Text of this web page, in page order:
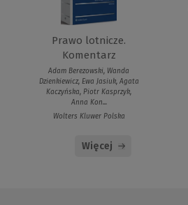
Prawo lotnicze.
Komentarz
Adam Berezowski, Wanda
Dzienkiewicz, Ewa Jasiuk, Agata
Kaczyńska, Piotr Kasprzyk,
Anna Kon...
Wolters Kluwer Polska
Więcej